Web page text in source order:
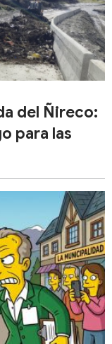
del Ñireco:
para las